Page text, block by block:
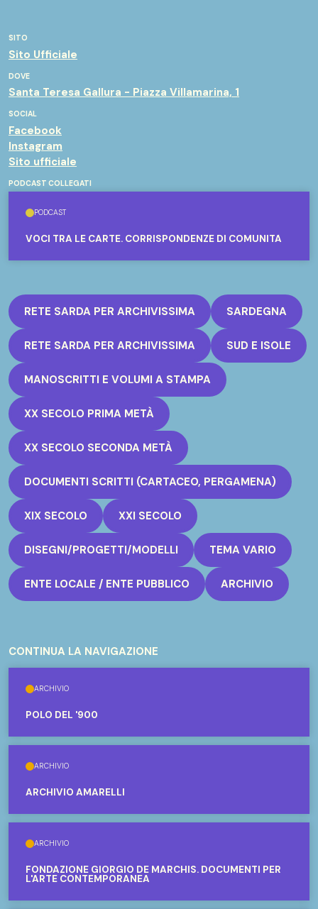
SITO
Sito Ufficiale
DOVE
Santa Teresa Gallura - Piazza Villamarina, 1
SOCIAL
Facebook
Instagram
Sito ufficiale
PODCAST COLLEGATI
PODCAST
VOCI TRA LE CARTE. CORRISPONDENZE DI COMUNITÀ
RETE SARDA PER ARCHIVISSIMA SARDEGNA
RETE SARDA PER ARCHIVISSIMA SUD E ISOLE
MANOSCRITTI E VOLUMI A STAMPA
XX SECOLO PRIMA METÀ
XX SECOLO SECONDA METÀ
DOCUMENTI SCRITTI (CARTACEO, PERGAMENA)
XIX SECOLO XXI SECOLO
DISEGNI/PROGETTI/MODELLI TEMA VARIO
ENTE LOCALE / ENTE PUBBLICO ARCHIVIO
CONTINUA LA NAVIGAZIONE
ARCHIVIO
POLO DEL '900
ARCHIVIO
ARCHIVIO AMARELLI
ARCHIVIO
FONDAZIONE GIORGIO DE MARCHIS. DOCUMENTI PER
L'ARTE CONTEMPORANEA